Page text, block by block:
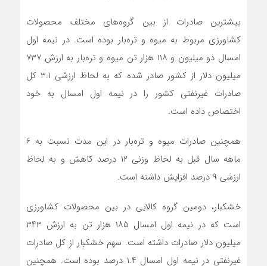
بیشترین صادرات از بین گروه‌های مختلف محصولات
کشاورزی مربوط به میوه و تره‌بار بوده است. در نیمه اول
امسال دو میلیون و ۱۱۸ هزار تن میوه و تره‌بار به ارزش ۷۳۷
میلیون دلار از کشور صادر شده که به لحاظ ارزشی ۳.۱ کل
صادرات غیرنفتی کشور را در نیمه اول امسال به خود
اختصاص داده است.
همچنین صادرات میوه و تره‌بار در این مدت نسبت به 6
ماهه سال قبل به لحاظ وزنی ۱۲ درصد کاهش و به لحاظ
ارزشی ۹ درصد افزایش داشته است.
خشکبار، دومین گروه کالایی در بین محصولات کشاورزی
است که در نیمه اول امسال ۱۸۵ هزار تن به ارزش ۳۴۳
میلیون دلار صادرات داشته است. سهم خشکبار از کل صادرات
غیرنفتی در نیمه اول امسال ۱.۴ درصد بوده است. همچنین